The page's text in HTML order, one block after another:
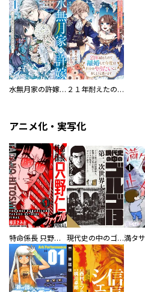
水無月家の許嫁 ～十六歳の誕生日、本家の当主が迎えに来ました。～ ２１年耐えたので離婚して今度は自分のやりたいことをしようと思います 妖精が見えるだけの男爵令嬢は、妖精の声が聞こえるだけの公爵様に溺愛される
アニメ化・実写化
特命係長 只野仁ファイナル 愛蔵版 現代史の中のゴルゴ13